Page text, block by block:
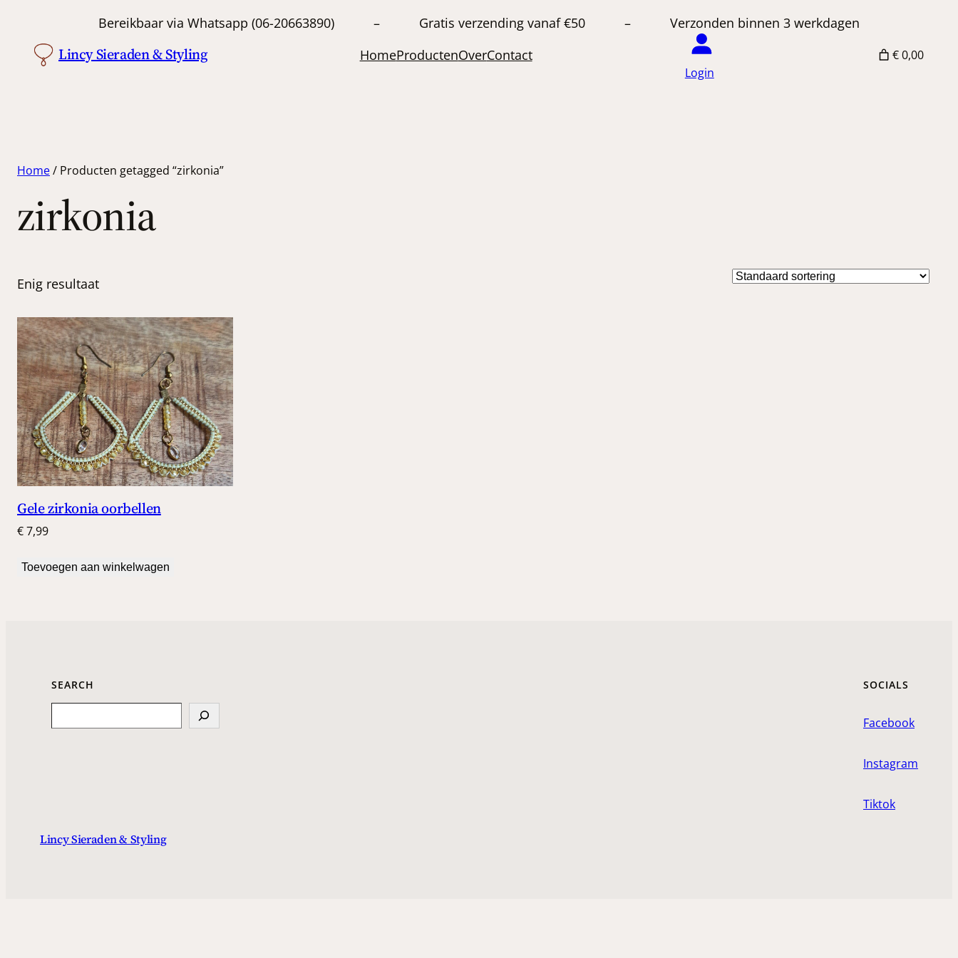
Bereikbaar via Whatsapp (06-20663890) – Gratis verzending vanaf €50 – Verzonden binnen 3 werkdagen
Lincy Sieraden & Styling HomeProductenOverContact
Login
€ 0,00
Home/ Producten getagged “zirkonia”
zirkonia
Enig resultaat
Gele zirkonia oorbellen
€7,99
Toevoegen aan winkelwagen
SEARCH SOCIALS
Facebook
Instagram
Tiktok
Lincy Sieraden & Styling